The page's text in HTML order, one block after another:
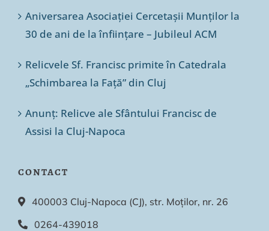
Aniversarea Asociației Cercetașii Munților la
30 de ani de la înființare – Jubileul ACM
Relicvele Sf. Francisc primite în Catedrala
„Schimbarea la Față” din Cluj
Anunț: Relicve ale Sfântului Francisc de
Assisi la Cluj-Napoca
CONTACT
400003 Cluj-Napoca (CJ), str. Moților, nr. 26
0264-439018